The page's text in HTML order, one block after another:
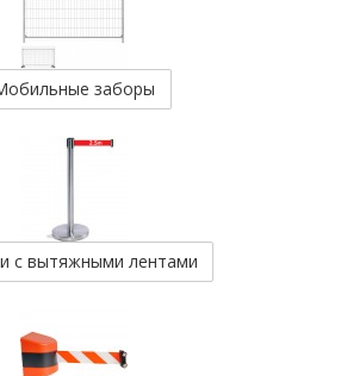
заборы
с вытяжными лентами